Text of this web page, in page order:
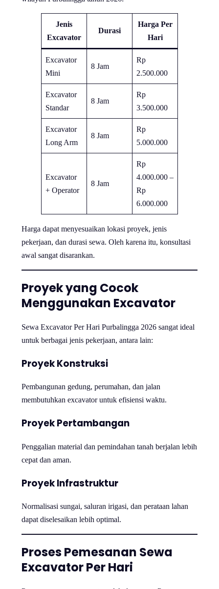
Jenis
Excavator
Durasi
Harga Per
Hari
Excavator
Mini
8 Jam
Rp
2.500.000
Excavator
Standar
8 Jam
Rp
3.500.000
Excavator
Long Arm
8 Jam
Rp
5.000.000
Excavator
+ Operator
8 Jam
Rp
4.000.000 –
Rp
6.000.000
Harga dapat menyesuaikan lokasi proyek, jenis
pekerjaan, dan durasi sewa. Oleh karena itu, konsultasi
awal sangat disarankan.
Proyek yang Cocok
Menggunakan Excavator
Sewa Excavator Per Hari Purbalingga 2026 sangat ideal
untuk berbagai jenis pekerjaan, antara lain:
Proyek Konstruksi
Pembangunan gedung, perumahan, dan jalan
membutuhkan excavator untuk efisiensi waktu.
Proyek Pertambangan
Penggalian material dan pemindahan tanah berjalan lebih
cepat dan aman.
Proyek Infrastruktur
Normalisasi sungai, saluran irigasi, dan perataan lahan
dapat diselesaikan lebih optimal.
Proses Pemesanan Sewa
Excavator Per Hari